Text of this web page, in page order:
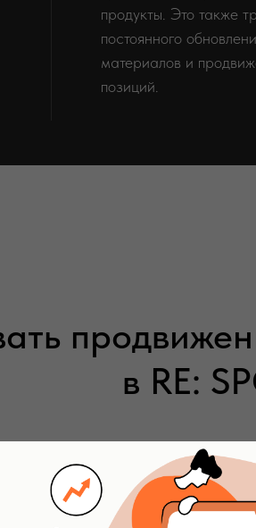
продукты. Это также
постоянного
материалов и
позиций.
в RE:
контент